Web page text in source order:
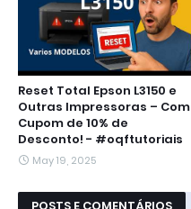
Reset Total Epson L3150 e
Outras Impressoras – Com
Cupom de 10% de
Desconto! - #oqftutoriais
May 19, 2025